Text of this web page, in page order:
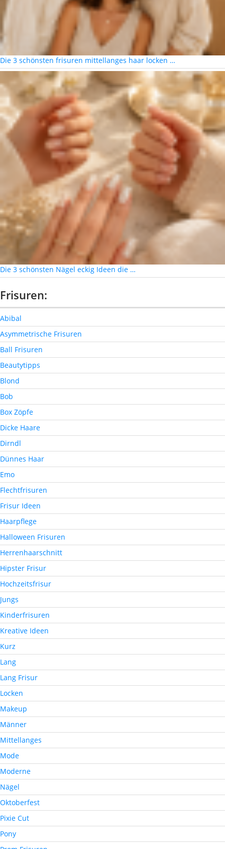
Die 3 schönsten frisuren mittellanges haar locken …
Die 3 schönsten Nägel eckig Ideen die …
Frisuren:
Abibal
Asymmetrische Frisuren
Ball Frisuren
Beautytipps
Blond
Bob
Box Zöpfe
Dicke Haare
Dirndl
Dünnes Haar
Emo
Flechtfrisuren
Frisur Ideen
Haarpflege
Halloween Frisuren
Herrenhaarschnitt
Hipster Frisur
Hochzeitsfrisur
Jungs
Kinderfrisuren
Kreative Ideen
Kurz
Lang
Lang Frisur
Locken
Makeup
Männer
Mittellanges
Mode
Moderne
Nägel
Oktoberfest
Pixie Cut
Pony